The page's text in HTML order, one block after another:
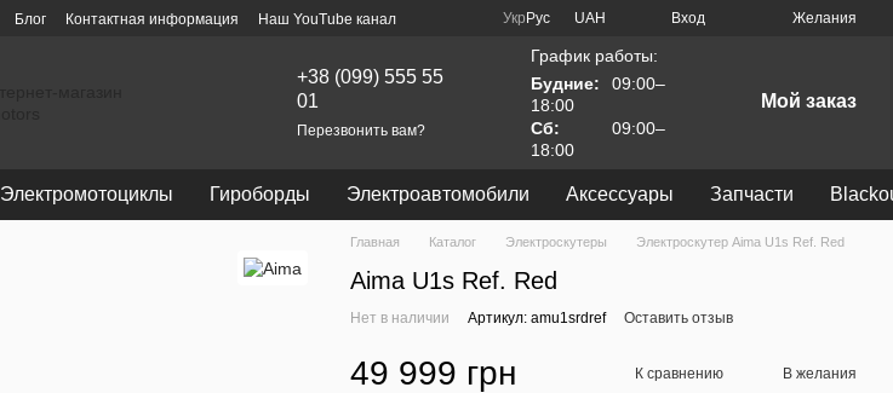
Блог Контактная информация
Наш YouTube канал
Укр Рус UAH Вход Желания
+38 (099) 555 55
01
Перезвонить вам?
График работы:
Будние:
09:00–
18:00
Сб:
09:00–
18:00
Мой заказ
Электромотоциклы Гироборды Электроавтомобили Аксессуары Запчасти
Главная Каталог Электроскутеры Электроскутер Aima U1s Ref. Red
Aima U1s Ref. Red
Нет в наличии Артикул: amu1srdref Оставить отзыв
49 999 грн К сравнению В желания